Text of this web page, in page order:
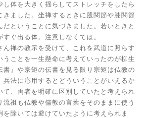
し体を大きく揺らしてストレッチをしたら
きました。坐禅するときに股関節や膝関節
だということに気づきました。若いときと
ぐ出る体。注意しなくては。
ん禅の教示を受けて、これを武道に照らす
うことを一生懸命に考えていったのが柳生
書』や宗矩の伝書を見る限り宗矩は仏教の
兵法に応用するとどういうことがいえるか
て、両者を明確に区別していたと考えられ
流祖も仏教や儒教の言葉をそのままに使う
を除いては避けていたように考えられま